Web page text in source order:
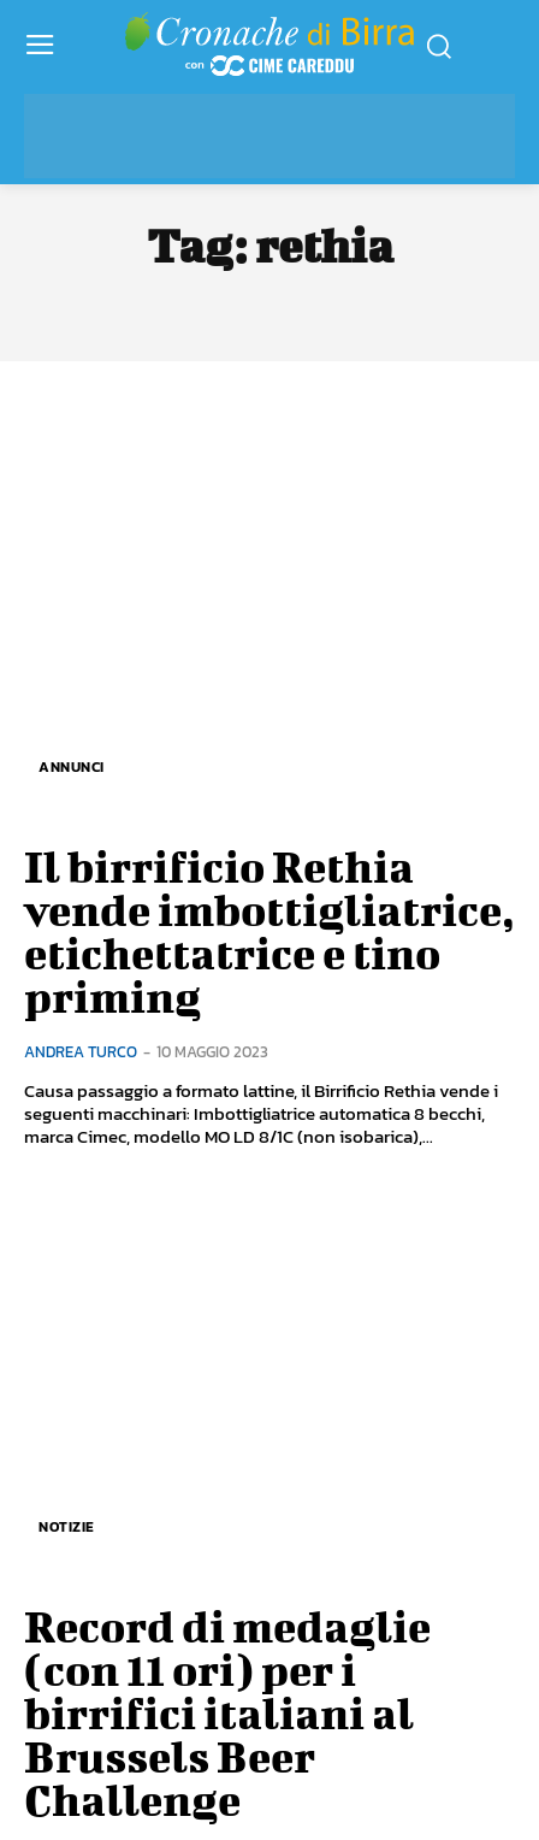
Tag:rethia
ANNUNCI
Il birrificio Rethia
vende imbottigliatrice,
etichettatrice e tino
priming
ANDREA TURCO - 10 MAGGIO 2023
Causa passaggio a formato lattine, il Birrificio Rethia vende i
seguenti macchinari: Imbottigliatrice automatica 8 becchi,
marca Cimec, modello MO LD 8/1C (non isobarica),...
NOTIZIE
Record di medaglie
(con 11 ori) per i
birrifici italiani al
Brussels Beer
Challenge